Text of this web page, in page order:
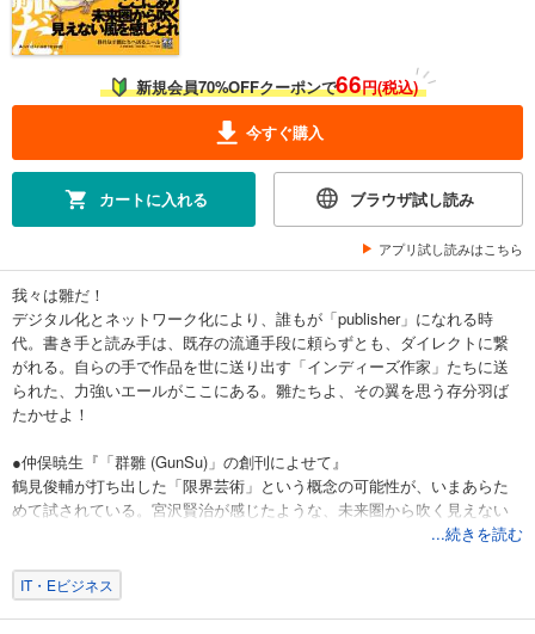
新規会員70%OFFクーポンで66円(税込)
今すぐ購入
カートに入れる ブラウザ試し読み
アプリ試し読みはこちら
我々は雛だ！
デジタル化とネットワーク化により、誰もが「publisher」になれる時
代。書き手と読み手は、既存の流通手段に頼らずとも、ダイレクトに繋
がれる。自らの手で作品を世に送り出す「インディーズ作家」たちに送
られた、力強いエールがここにある。雛たちよ、その翼を思う存分羽ば
たかせよ！
●仲俣暁生『「群雛 (GunSu)」の創刊によせて』
鶴見俊輔が打ち出した「限界芸術」という概念の可能性が、いまあらた
めて試されている。宮沢賢治が感じたような、未来圏から吹く見えない
●池田敬二『「月刊群雛」への応援歌』
...続きを読む
IT・Eビジネス